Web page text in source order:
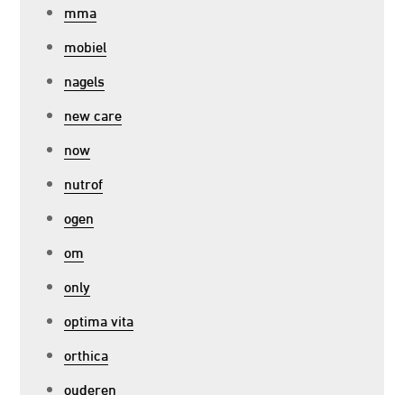
mma
mobiel
nagels
new care
now
nutrof
ogen
om
only
optima vita
orthica
ouderen